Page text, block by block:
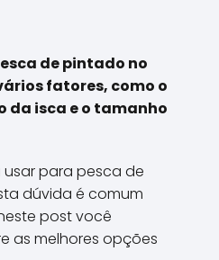
de pintado no
fatores, como o
da isca e o tamanho
para pesca de
dúvida é comum
post você
as melhores opções